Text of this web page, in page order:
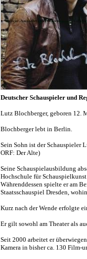
Deutscher Schauspieler und
Lutz Blochberger, geboren 12.
Blochberger lebt in Berlin.
Sein Sohn ist der Schauspieler
ORF: Der Alte)
Seine Schauspielausbildung
Hochschule für
Währenddessen spielte er am
Staatsschauspiel Dresden,
Kurz nach der Wende erfolgte
Er gilt sowohl am Theater als
Seit 2000 arbeitet er
Kamera in bisher ca. 130 Film-